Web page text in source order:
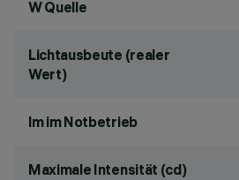
W Quelle
Lichtausbeute (realer
Wert)
lm im Notbetrieb
Maximale Intensität (cd)